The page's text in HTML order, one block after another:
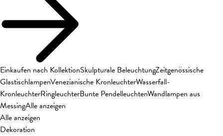
Einkaufen nach KollektionSkulpturale BeleuchtungZeitgenössische
GlastischlampenVenezianische KronleuchterWasserfall-
KronleuchterRingleuchterBunte PendelleuchtenWandlampen aus
MessingAlle anzeigen
Alle anzeigen
Dekoration